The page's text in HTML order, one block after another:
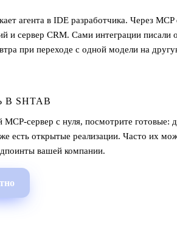
агента в IDE разработчика. Через
и сервер CRM. Сами интеграции писали
при переходе с одной модели на
SHTAB
сервер с нуля, посмотрите
есть открытые реализации. Часто их
вашей компании.